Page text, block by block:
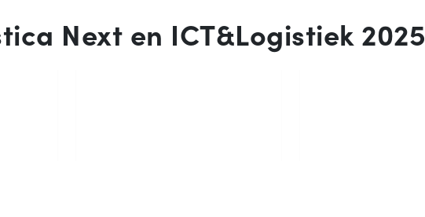
Next en ICT&Logistiek 2025